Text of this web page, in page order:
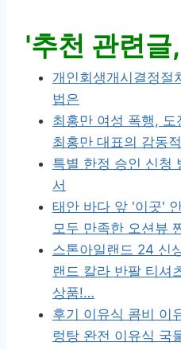
'추천 관련글,
개인회생개시결정절
법은
최홍만 여성 폭행,
최홍만 대표의 감동
특별 한정 승인 신청
서
태안 바다 앞 '이곳'
모두 만족한 오션뷰
스톤아일랜드 24 신
랜드 칼라 반팔 티셔
상품!…
후기 이유식 콤비 이
렁탕 완전 이유식 국